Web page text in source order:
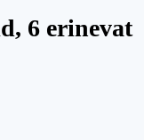
6 erinevat